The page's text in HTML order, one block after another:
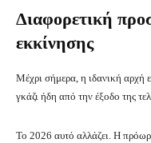
Διαφορετική
εκκίνησης
Μέχρι σήμερα, η ιδανική αρχή
γκάζι ήδη από την έξοδο της
Το 2026 αυτό αλλάζει. Η